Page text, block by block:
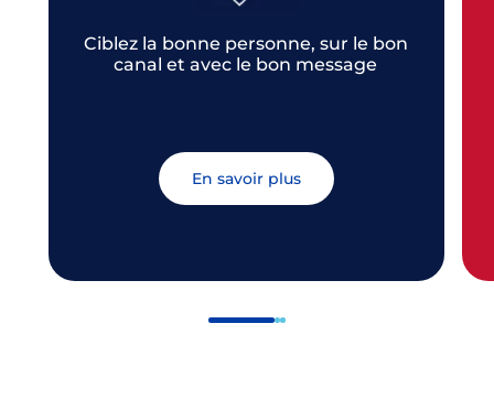
Ciblez la bonne personne, sur le bon
canal et avec le bon message
En savoir plus